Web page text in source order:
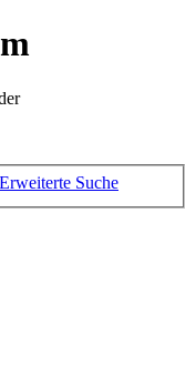
Erweiterte Suche